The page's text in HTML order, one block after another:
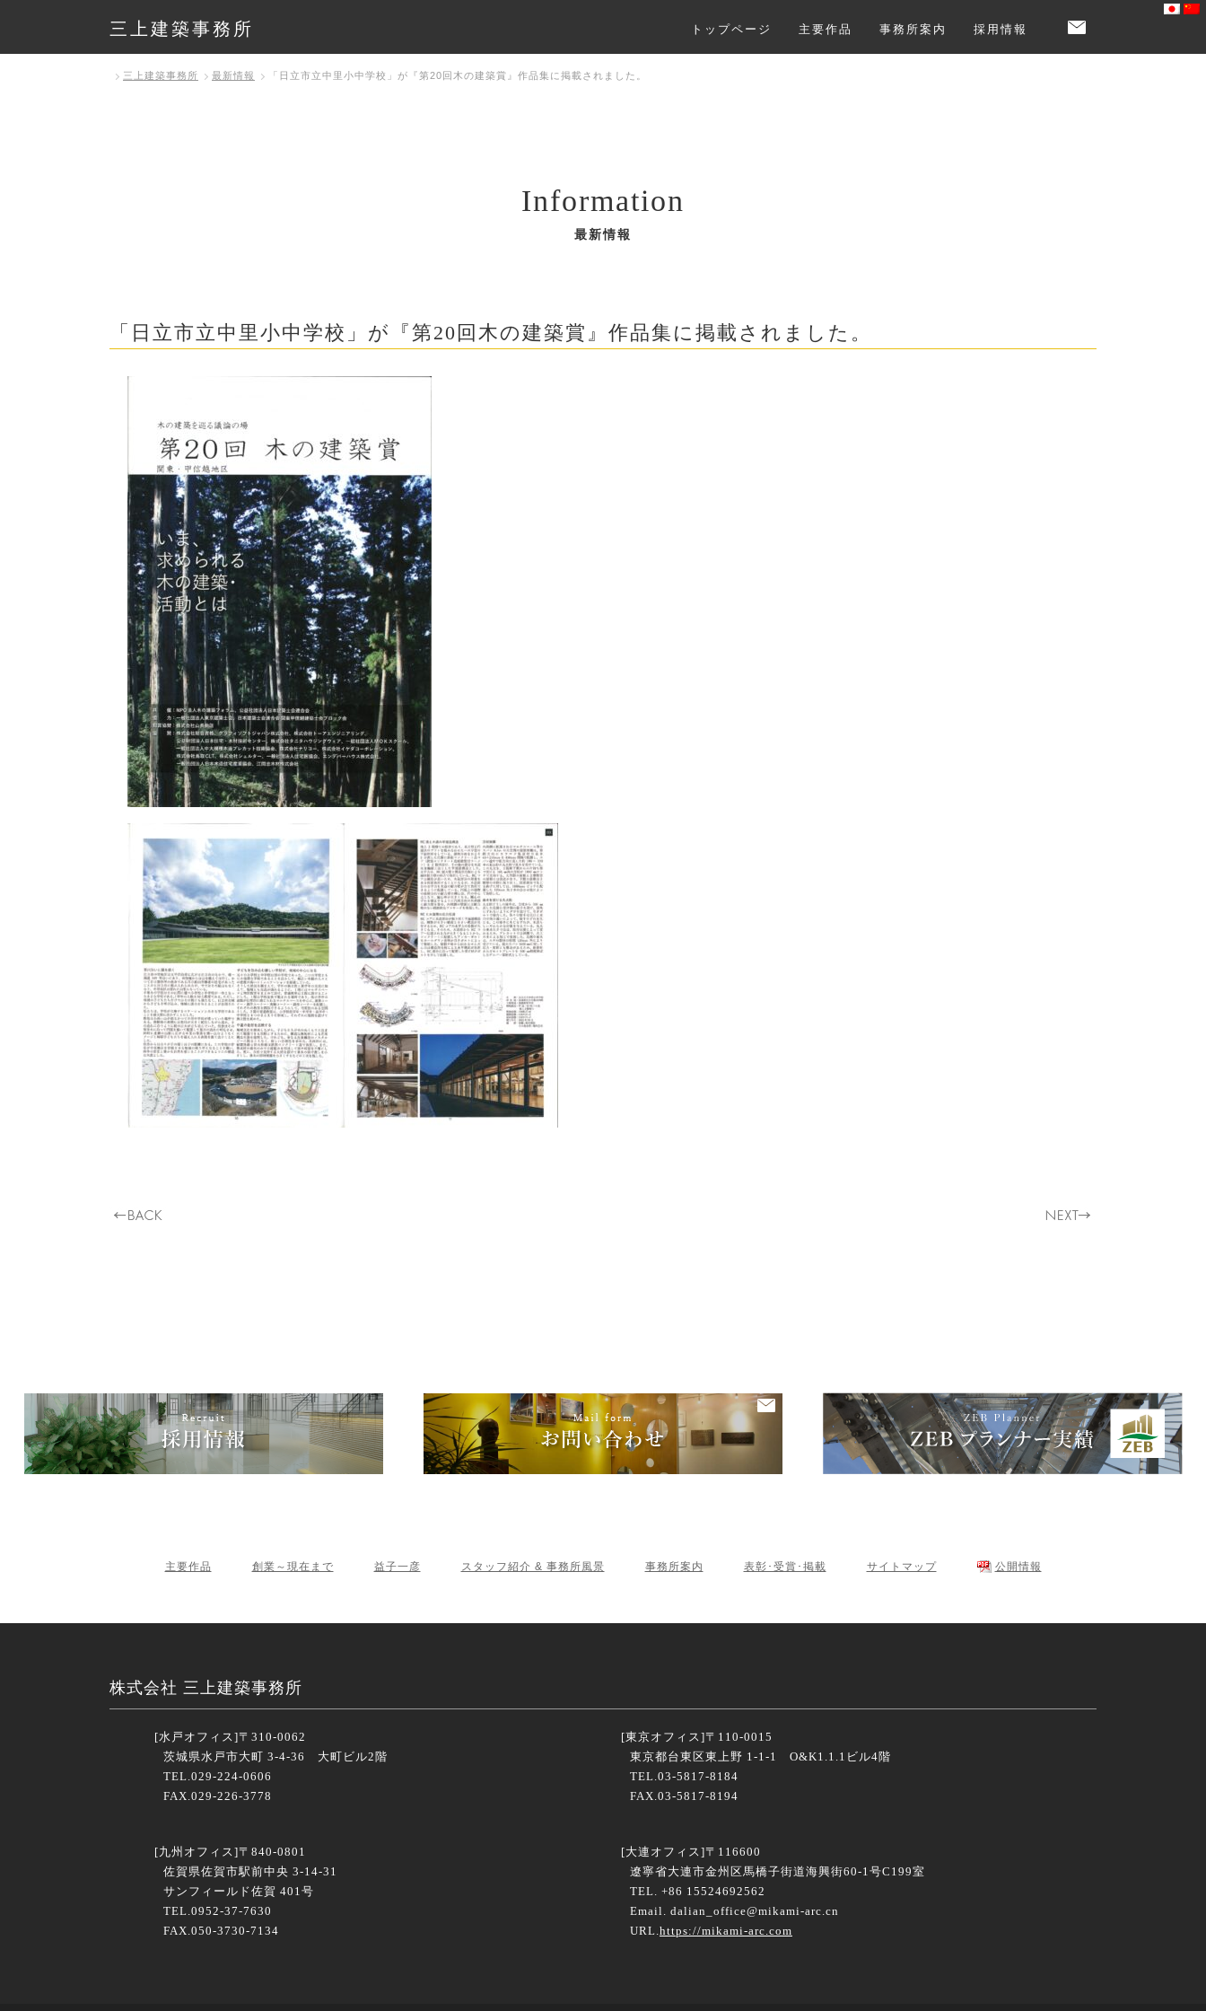
三上建築事務所 トップページ 主要作品 事務所案内 採用情報
三上建築事務所 最新情報 「日立市立中里小中学校」が『第20回木の建築賞』作品集に掲載されました。
Information
最新情報
「日立市立中里小中学校」が『第20回木の建築賞』作品集に掲載されました。
主要作品 創業～現在まで 益子一彦 スタッフ紹介 & 事務所風景 事務所案内 表彰･受賞･掲載 サイトマップ 公開情報
株式会社 三上建築事務所
[水戸オフィス]〒310-0062
茨城県水戸市大町 3-4-36 大町ビル2階
TEL.029-224-0606
FAX.029-226-3778
[東京オフィス]〒110-0015
東京都台東区東上野 1-1-1 O&K1.1.1ビル4階
TEL.03-5817-8184
FAX.03-5817-8194
[九州オフィス]〒840-0801
佐賀県佐賀市駅前中央 3-14-31
サンフィールド佐賀 401号
TEL.0952-37-7630
FAX.050-3730-7134
[大連オフィス]〒116600
遼寧省大連市金州区馬橋子街道海興街60-1号C199室
TEL. +86 15524692562
Email. dalian_office@mikami-arc.cn
URL.https://mikami-arc.com